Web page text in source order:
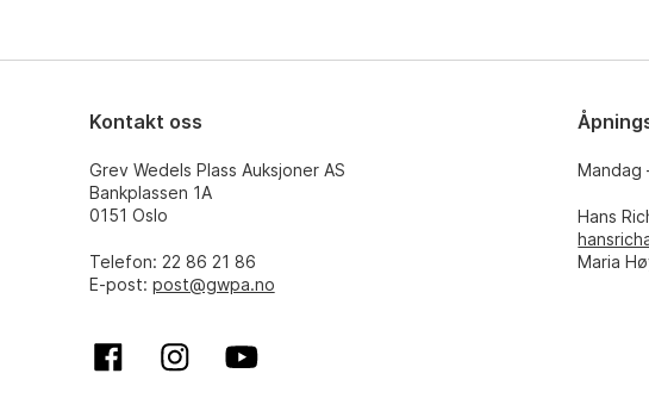
Kontakt oss
Grev Wedels Plass Auksjoner AS
Bankplassen 1A
0151 Oslo
Telefon: 22 86 21 86
E-post: post@gwpa.no
Mandag
Hans
Maria